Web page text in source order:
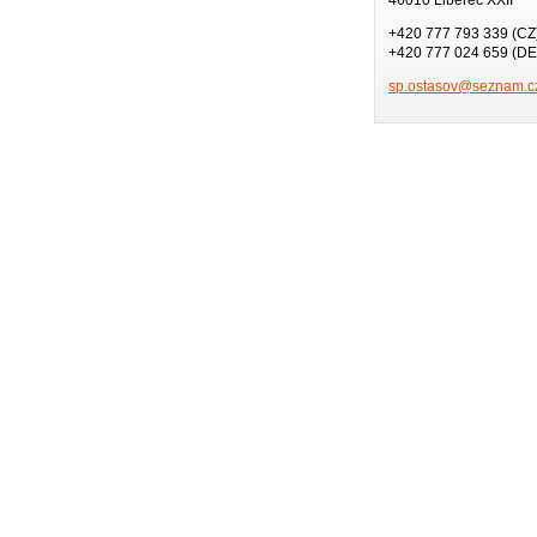
+420 777 793 339
+420 777 024 659
sp.ostasov@sezna